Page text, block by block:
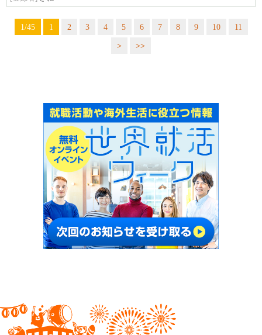
1/45 1 2 3 4 5 6 7 8 9 10
11
>
>>